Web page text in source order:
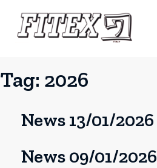
Tag: 2026
News 13/01/2026
News 09/01/2026